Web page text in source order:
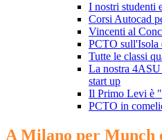
I nostri studenti
Corsi Autocad
Vincenti al
PCTO sull'Isola
Tutte le classi
La nostra
start up
Il Primo Levi è
PCTO in
A Milano per Munch